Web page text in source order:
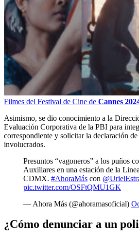
Filmes del Festival de Cine de Cannes
Asimismo, se dio conocimiento a la
Evaluación Corporativa de la PBI para
correspondiente y solicitar la declaración
involucrados.
Presuntos “vagoneros” a los puños
Auxiliares en una estación de la
CDMX. #AhoraMás con
pic.twitter.com/OSFtQMU1GK
— Ahora Más (@ahoramasoficial)
¿Cómo denunciar a un